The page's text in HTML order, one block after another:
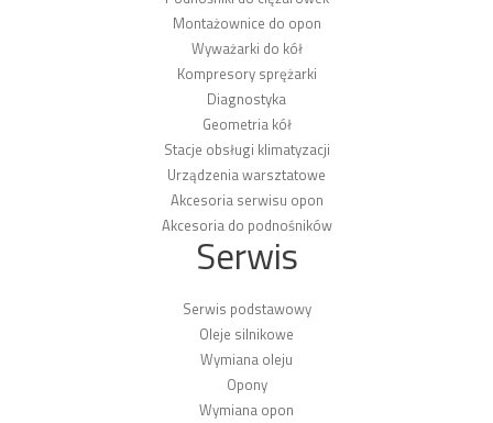
Montażownice do opon
Wyważarki do kół
Kompresory sprężarki
Diagnostyka
Geometria kół
Stacje obsługi klimatyzacji
Urządzenia warsztatowe
Akcesoria serwisu opon
Akcesoria do podnośników
Serwis
Serwis podstawowy
Oleje silnikowe
Wymiana oleju
Opony
Wymiana opon